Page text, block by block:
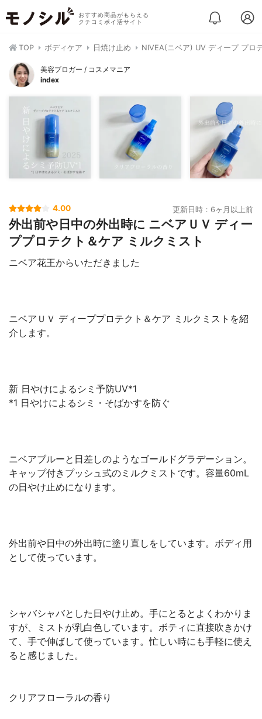
おすすめ商品がもらえる
クチコミポイ活サイト
TOP ボディケア 日焼け止め NIVEA(ニベア) UV ディープ プロ
美容ブロガー / コスメマニア
index
4.00 更新日時：6ヶ月以上前
外出前や日中の外出時に ニベアＵＶ ディー
ププロテクト＆ケア ミルクミスト
ニベア花王からいただきました
ニベアＵＶ ディーププロテクト＆ケア ミルクミストを紹
介します。
新 日やけによるシミ予防UV*1
*1 日やけによるシミ・そばかすを防ぐ
ニベアブルーと日差しのようなゴールドグラデーション。
キャップ付きプッシュ式のミルクミストです。容量60mL
の日やけ止めになります。
外出前や日中の外出時に塗り直しをしています。ボディ用
として使っています。
シャバシャバとした日やけ止め。手にとるとよくわかりま
すが、ミストが乳白色しています。ボティに直接吹きかけ
て、手で伸ばして使っています。忙しい時にも手軽に使え
ると感じました。
クリアフローラルの香り